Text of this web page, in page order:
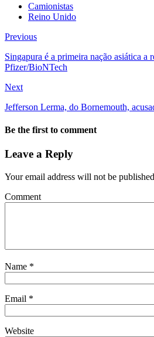
Camionistas
Reino Unido
Previous
Singapura é a primeira nação asiática a
Pfizer/BioNTech
Next
Jefferson Lerma, do Bornemouth,
Be the first to comment
Leave a Reply
Your email address will not be
Comment
Name *
Email *
Website